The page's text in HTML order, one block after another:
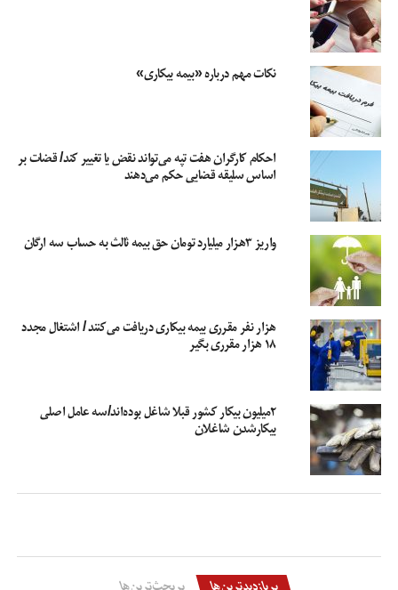
خانه‌دار نمی آوریم و آنها کماکان میتوانند از دفترچه درمان به تبعیت همسرشان
استفاده کنند گفت: اما چنانچه مایل به دریافت بیمه درمان هم باشند باید سرانه
درمان را جداگانه بپردازند که برای سال ۹۸ حدود ۴۹ هزار سال است.
انواع بیمه کارگران
بیمه سازمان تامین اجتماعی
نکات مهم درباره «بیمه بیکاری»
احکام کارگران هفت تپه می‌تواند نقض یا تغییر کند/ قضات بر
اساس سلیقه قضایی حکم می‌دهند
واریز ۳هزار میلیارد تومان حق بیمه ثالث به حساب سه ارگان
هزار نفر مقرری بیمه بیکاری دریافت می‌کنند / اشتغال مجدد
۱۸ هزار مقرری بگیر
۲میلیون بیکار کشور قبلا شاغل بوده‌اند/سه عامل اصلی
بیکارشدن شاغلان